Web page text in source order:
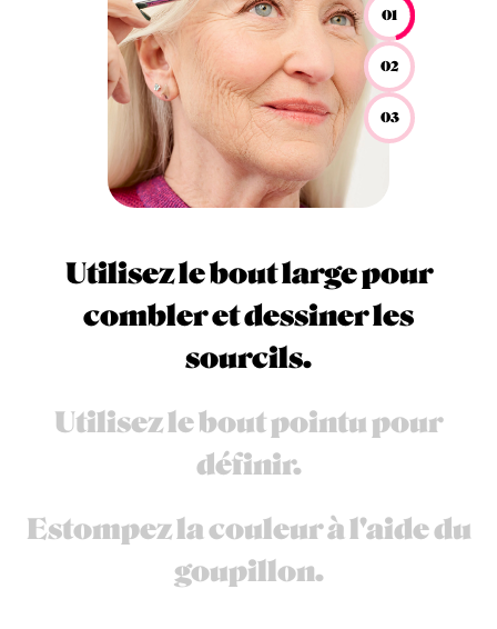
Utilisez le bout large pour
combler et dessiner les
sourcils.
Utilisez le bout pointu pour
définir.
Estompez la couleur à l'aide du
goupillon.
01
02
03